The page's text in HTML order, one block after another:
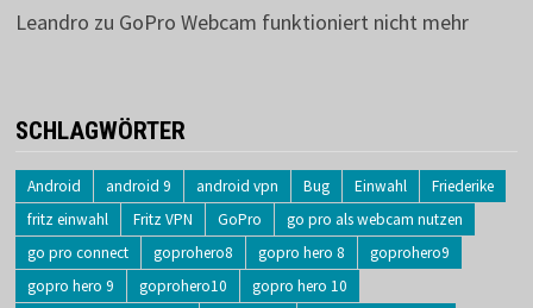
Leandro zu GoPro Webcam funktioniert nicht mehr
SCHLAGWÖRTER
Android android 9 android vpn Bug Einwahl
Friederike
fritz einwahl
Fritz VPN GoPro
go pro als webcam nutzen
go pro connect
goprohero8 gopro hero 8
goprohero9
gopro hero 9
goprohero10
gopro hero 10